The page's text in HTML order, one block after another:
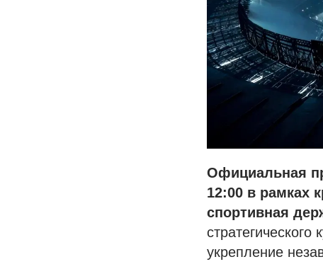
Официальная
12:00 в рамках
спортивная
укрепление